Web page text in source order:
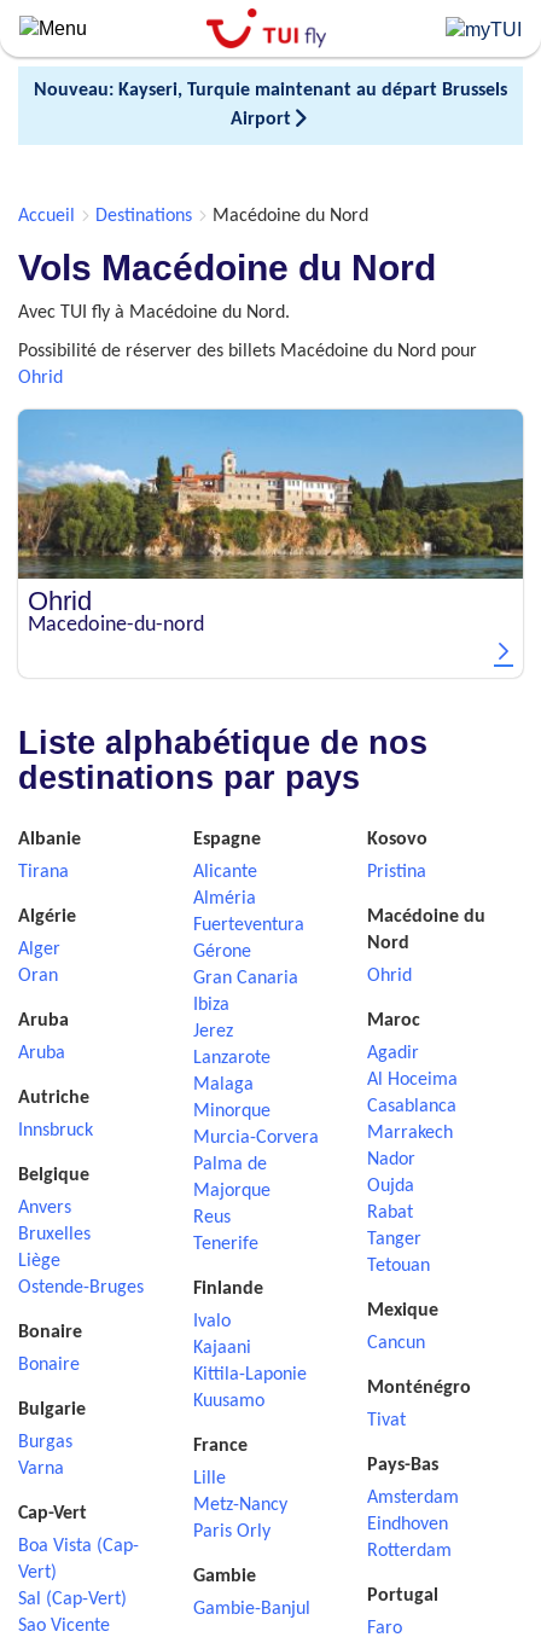
Skip
to
main
contentNouveau: Kayseri, Turquie maintenant au départ Brussels
Airport
Accueil Destinations Macédoine du Nord
Vols Macédoine du Nord
Avec TUI fly à Macédoine du Nord.
Possibilité de réserver des billets Macédoine du Nord pour
Ohrid
Ohrid
Macedoine-du-nord
Liste alphabétique de nos
destinations par pays
Albanie
Tirana
Algérie
Alger
Oran
Aruba
Aruba
Autriche
Innsbruck
Belgique
Anvers
Bruxelles
Liège
Ostende-Bruges
Bonaire
Bonaire
Bulgarie
Burgas
Varna
Cap-Vert
Boa Vista (Cap-
Vert)
Sal (Cap-Vert)
Sao Vicente
Espagne
Alicante
Alméria
Fuerteventura
Gérone
Gran Canaria
Ibiza
Jerez
Lanzarote
Malaga
Minorque
Murcia-Corvera
Palma de
Majorque
Reus
Tenerife
Finlande
Ivalo
Kajaani
Kittila-Laponie
Kuusamo
France
Lille
Metz-Nancy
Paris Orly
Gambie
Gambie-Banjul
Kosovo
Pristina
Macédoine du
Nord
Ohrid
Maroc
Agadir
Al Hoceima
Casablanca
Marrakech
Nador
Oujda
Rabat
Tanger
Tetouan
Mexique
Cancun
Monténégro
Tivat
Pays-Bas
Amsterdam
Eindhoven
Rotterdam
Portugal
Faro